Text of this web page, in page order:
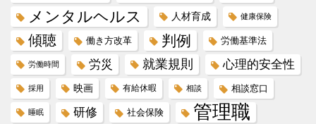
メンタルヘルス 人材育成 健康保険
傾聴 働き方改革 判例 労働基準法
労働時間 労災 就業規則 心理的安全性
採用 映画 有給休暇 相談 相談窓口
睡眠 研修 社会保険 管理職